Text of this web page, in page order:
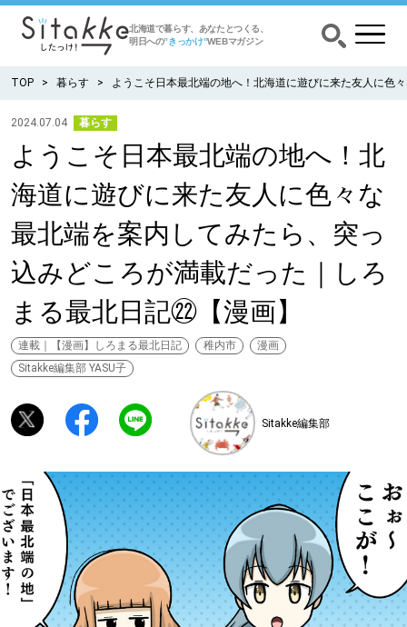
北海道で暮らす、あなたとつくる、
明日への”きっかけ”WEBマガジン
CATEGORY カテゴリー
食べる
暮らす
みがく
育む
ゆるむ
SitakkeTV
LOCAL ローカルエリア
TOP 暮らす ようこそ日本最北端の地へ！北海道に遊びに来た友人に色
2024.07.04 暮らす
ようこそ日本最北端の地へ！北
海道に遊びに来た友人に色々な
最北端を案内してみたら、突っ
込みどころが満載だった｜しろ
まる最北日記㉒【漫画】
連載｜【漫画】しろまる最北日記 稚内市
漫画
Sitakke編集部 YASU子
Sitakke編集部